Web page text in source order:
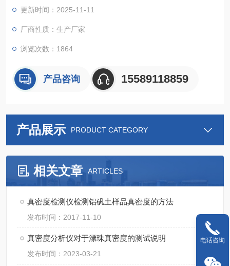
新材料、环保 、矿产等行业的材料检测提供重要的科学依据。
更新时间：2025-11-11
厂商性质：生产厂家
浏览次数：1864
产品咨询 15589118859
产品展示 PRODUCT CATEGORY
相关文章 ARTICLES
真密度检测仪检测铝矾土样品真密度的方法
发布时间：2017-11-10
真密度分析仪对于漂珠真密度的测试说明
发布时间：2023-03-21
电话咨询